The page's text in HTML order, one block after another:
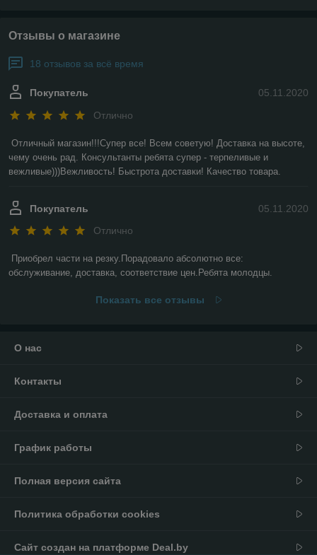
Отзывы о магазине
18 отзывов за всё время
05.11.2020
Покупатель
Отлично
Отличный магазин!!!Супер все! Всем советую! Доставка на высоте,
чему очень рад. Консультанты ребята супер - терпеливые и
вежливые)))Вежливость! Быстрота доставки! Качество товара.
05.11.2020
Покупатель
Отлично
Приобрел части на резку.Порадовало абсолютно все:
обслуживание, доставка, соответствие цен.Ребята молодцы.
Показать все отзывы
О нас
Контакты
Доставка и оплата
График работы
Полная версия сайта
Политика обработки cookies
Сайт создан на платформе Deal.by